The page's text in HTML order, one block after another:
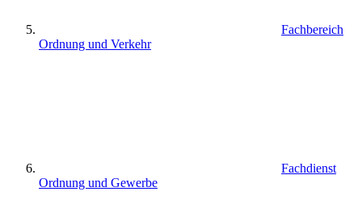
Fachbereich
Ordnung und Verkehr
Fachdienst
Ordnung und Gewerbe